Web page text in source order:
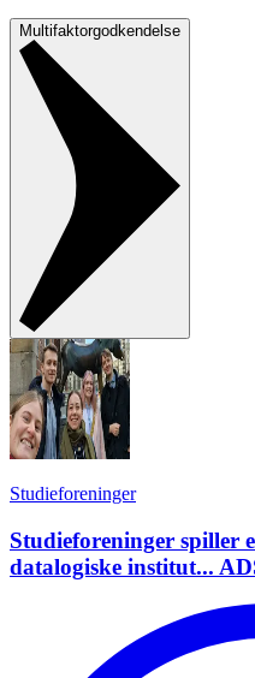
Multifaktorgodkendelse
Studieforeninger
Studieforeninger spiller
datalogiske institut...